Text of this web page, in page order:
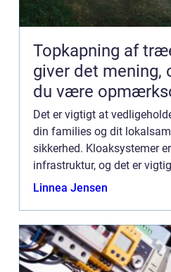
Topkapning af
giver det mening,
du være
Det er vigtigt at
din families og dit
sikkerhed. Kloaksystemer
infrastruktur, og det er
velfungerende. Et korrekt
Linnea Jensen